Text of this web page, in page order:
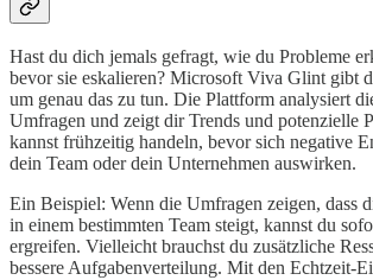
Hast du dich jemals gefragt, wie du Probleme
bevor sie eskalieren? Microsoft Viva Glint gibt
um genau das zu tun. Die Plattform analysiert
Umfragen und zeigt dir Trends und potenzielle
kannst frühzeitig handeln, bevor sich negative
dein Team oder dein Unternehmen auswirken.
Ein Beispiel: Wenn die Umfragen zeigen, dass
in einem bestimmten Team steigt, kannst du
ergreifen. Vielleicht brauchst du zusätzliche
bessere Aufgabenverteilung. Mit den Echtzeit-